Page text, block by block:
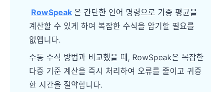
RowSpeak 은 간단한 언어 명령으로 가중 평균을
계산할 수 있게 하여 복잡한 수식을 암기할 필요를
없앱니다.
수동 수식 방법과 비교했을 때, RowSpeak은 복잡한
다중 기준 계산을 즉시 처리하여 오류를 줄이고 귀중
한 시간을 절약합니다.